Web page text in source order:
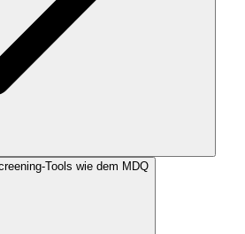
Tools wie dem MDQ